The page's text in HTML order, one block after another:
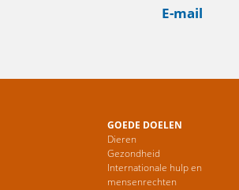
E-mail
GOEDE DOELEN
Dieren
Gezondheid
Internationale hulp en
mensenrechten